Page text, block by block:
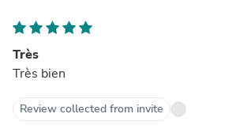
Très
Très bien
Review collected from invite